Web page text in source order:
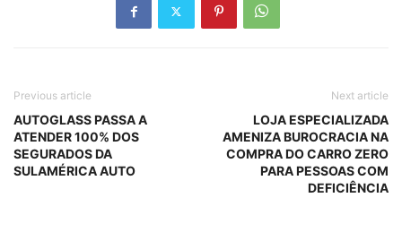
Previous article
AUTOGLASS PASSA A
ATENDER 100% DOS
SEGURADOS DA
SULAMÉRICA AUTO
Next article
LOJA ESPECIALIZADA
AMENIZA BUROCRACIA NA
COMPRA DO CARRO ZERO
PARA PESSOAS COM
DEFICIÊNCIA